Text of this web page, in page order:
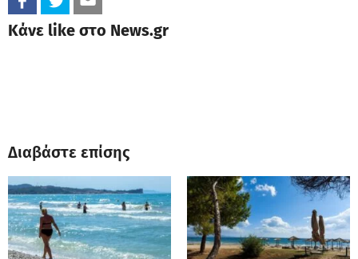
Κάνε like στο News.gr
Διαβάστε επίσης